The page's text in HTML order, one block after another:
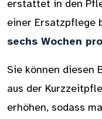
erstattet in den
einer Ersatzpflege
sechs Wochen
Sie können diesen
aus der
erhöhen, sodass